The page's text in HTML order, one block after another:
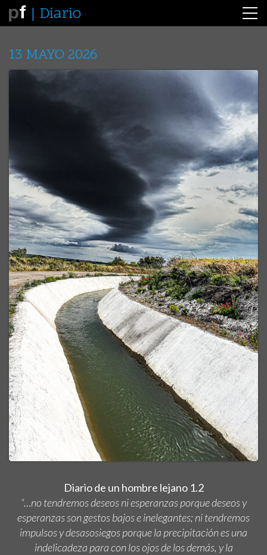
Diario
13 MAYO 2026
Diario de un hombre lejano 1.2
“…no tendremos deseos ni esperanzas porque deseos y
esperanzas son gestos bajos e inelegantes; ni tendremos
impulsos y desasosiegos porque la precipitación es una
indelicadeza para con los ojos de los demás, y la